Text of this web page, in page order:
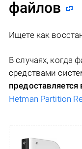
файлов
Ищете как
В случаях, когда
средствами
Hetman Partition